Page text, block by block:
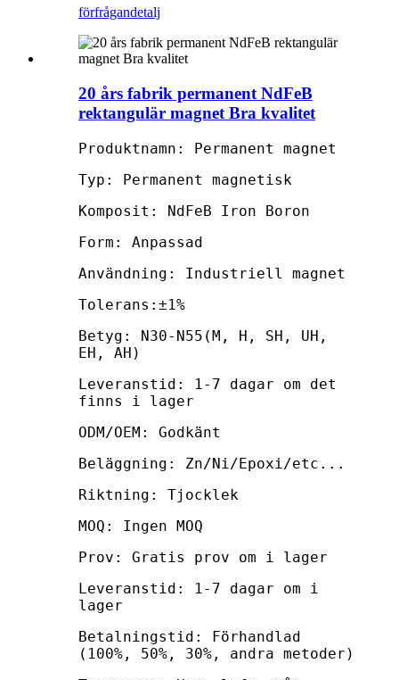
förfrågandetalj
20 års fabrik permanent NdFeB
rektangulär magnet Bra kvalitet
Produktnamn: Permanent magnet
Typ: Permanent magnetisk
Komposit: NdFeB Iron Boron
Form: Anpassad
Användning: Industriell magnet
Tolerans:±1%
Betyg: N30-N55(M, H, SH, UH,
EH, AH)
Leveranstid: 1-7 dagar om det
finns i lager
ODM/OEM: Godkänt
Beläggning: Zn/Ni/Epoxi/etc...
Riktning: Tjocklek
MOQ: Ingen MOQ
Prov: Gratis prov om i lager
Leveranstid: 1-7 dagar om i
lager
Betalningstid: Förhandlad
(100%, 50%, 30%, andra metoder)